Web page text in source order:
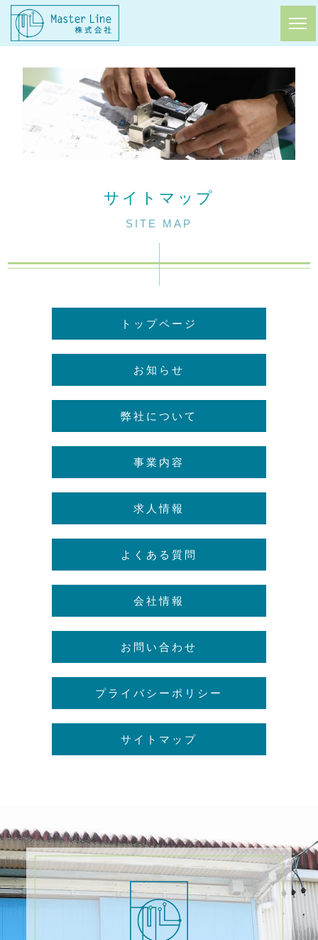
サイトマップ
SITE MAP
トップページ
お知らせ
弊社について
事業内容
求人情報
よくある質問
会社情報
お問い合わせ
プライバシーポリシー
サイトマップ